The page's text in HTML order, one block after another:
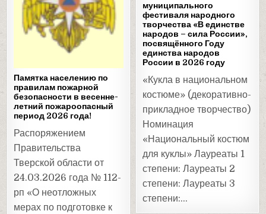
Памятка населению по
правилам пожарной
безопасности в весенне-
летний пожароопасный
период 2026 года!
Распоряжением
Правительства
Тверской области от
24.03.2026 года № 112-
рп «О неотложных
мерах по подготовке к
муниципального
фестиваля народного
творчества «В единстве
народов – сила России»,
посвящённого Году
единства народов
России в 2026 году
«Кукла в национальном
костюме» (декоративно-
прикладное творчество)
Номинация
«Национальный костюм
для куклы» Лауреаты 1
степени: Лауреаты 2
степени: Лауреаты 3
степени:…